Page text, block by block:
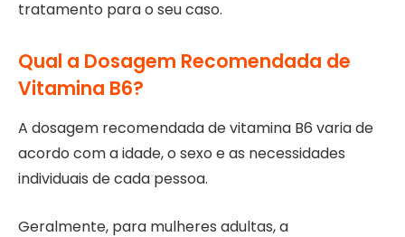
tratamento para o seu caso.
Qual a Dosagem Recomendada de
Vitamina B6?
A dosagem recomendada de vitamina B6 varia de
acordo com a idade, o sexo e as necessidades
individuais de cada pessoa.
Geralmente, para mulheres adultas, a